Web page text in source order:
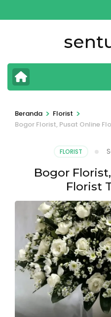
ke
Enter)
Beranda > Florist >
Bogor Florist, Pusat Online
FLORIST
Bogor
Florist